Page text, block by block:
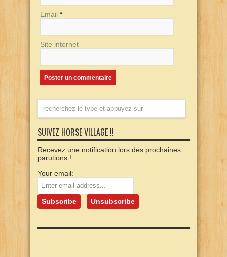
Email *
Site internet
SUIVEZ HORSE VILLAGE !!
Recevez une notification lors des prochaines
parutions !
Your email: